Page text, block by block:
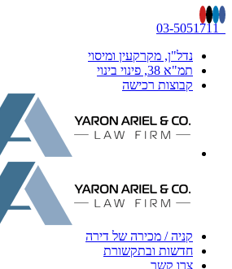
נדל"ן, מקרקעין ומיסוי
תמ"א 38, פינוי בינוי
קבוצות רכישה
קניה / מכירה של דירה
חדשות ובתקשורת
צרו קשר